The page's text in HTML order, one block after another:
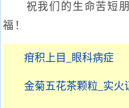
祝我们的生命苦短朋
福！
疳积上目_眼科病症
金菊五花茶颗粒_实火